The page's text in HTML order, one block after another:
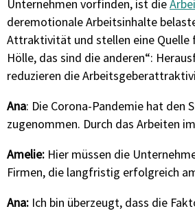
Unternehmen vorfinden, ist die
deremotionaleArbeitsinhalte
Attraktivität und stellen eine Quelle
Hölle, das sind die anderen“:
reduzieren die
Ana: Die Corona-Pandemie hat
zugenommen. Durch das Arbeiten
Amelie: Hier müssen die
Firmen, die langfristig erfolgreich
Ana: Ich bin überzeugt, dass die